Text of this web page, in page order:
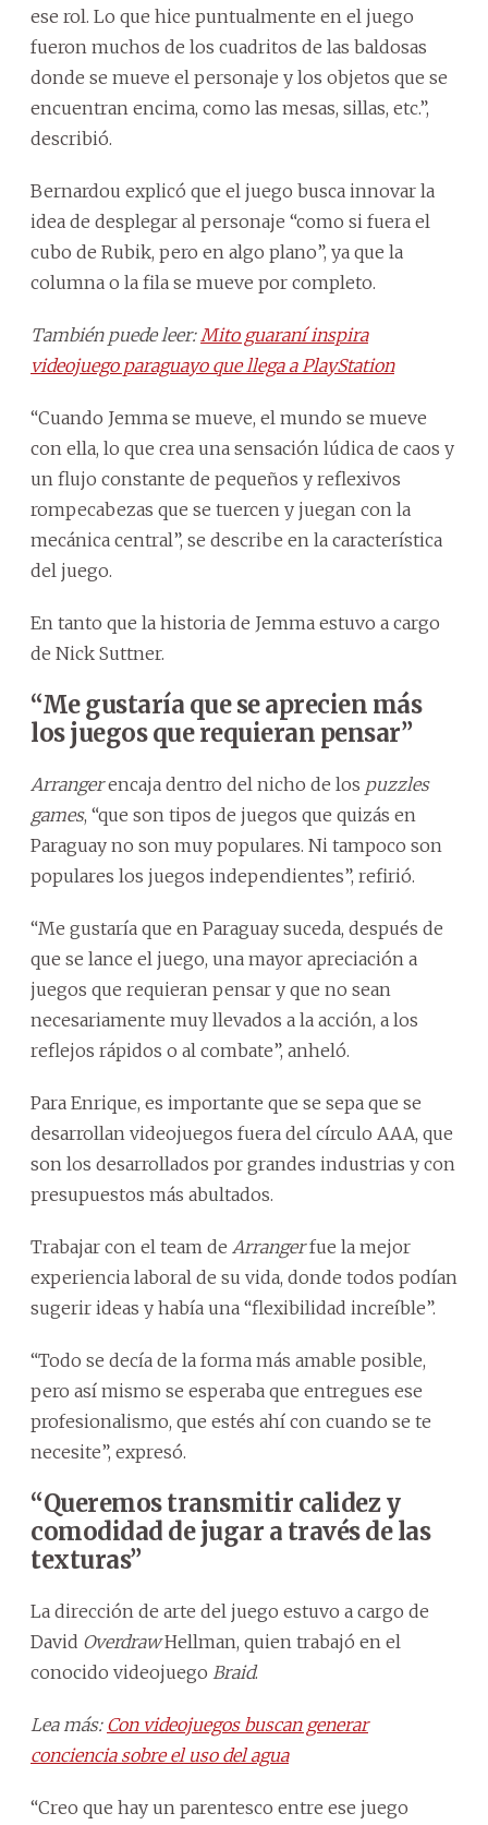
ese rol. Lo que hice puntualmente en el juego
fueron muchos de los cuadritos de las baldosas
donde se mueve el personaje y los objetos que se
encuentran encima, como las mesas, sillas, etc.”,
describió.
Bernardou explicó que el juego busca innovar la
idea de desplegar al personaje “como si fuera el
cubo de Rubik, pero en algo plano”, ya que la
columna o la fila se mueve por completo.
También puede leer: Mito guaraní inspira
videojuego paraguayo que llega a PlayStation
“Cuando Jemma se mueve, el mundo se mueve
con ella, lo que crea una sensación lúdica de caos y
un flujo constante de pequeños y reflexivos
rompecabezas que se tuercen y juegan con la
mecánica central”, se describe en la característica
del juego.
En tanto que la historia de Jemma estuvo a cargo
de Nick Suttner.
“Me gustaría que se aprecien más
los juegos que requieran pensar”
Arrangerencaja dentro del nicho de los puzzles
games, “que son tipos de juegos que quizás en
Paraguay no son muy populares. Ni tampoco son
populares los juegos independientes”, refirió.
“Me gustaría que en Paraguay suceda, después de
que se lance el juego, una mayor apreciación a
juegos que requieran pensar y que no sean
necesariamente muy llevados a la acción, a los
reflejos rápidos o al combate”, anheló.
Para Enrique, es importante que se sepa que se
desarrollan videojuegos fuera del círculo AAA, que
son los desarrollados por grandes industrias y con
presupuestos más abultados.
Trabajar con el team de Arrangerfue la mejor
experiencia laboral de su vida, donde todos podían
sugerir ideas y había una “flexibilidad increíble”.
“Todo se decía de la forma más amable posible,
pero así mismo se esperaba que entregues ese
profesionalismo, que estés ahí con cuando se te
necesite”, expresó.
“Queremos transmitir calidez y
comodidad de jugar a través de las
texturas”
La dirección de arte del juego estuvo a cargo de
David OverdrawHellman, quien trabajó en el
conocido videojuego Braid.
Lea más: Con videojuegos buscan generar
conciencia sobre el uso del agua
“Creo que hay un parentesco entre ese juego